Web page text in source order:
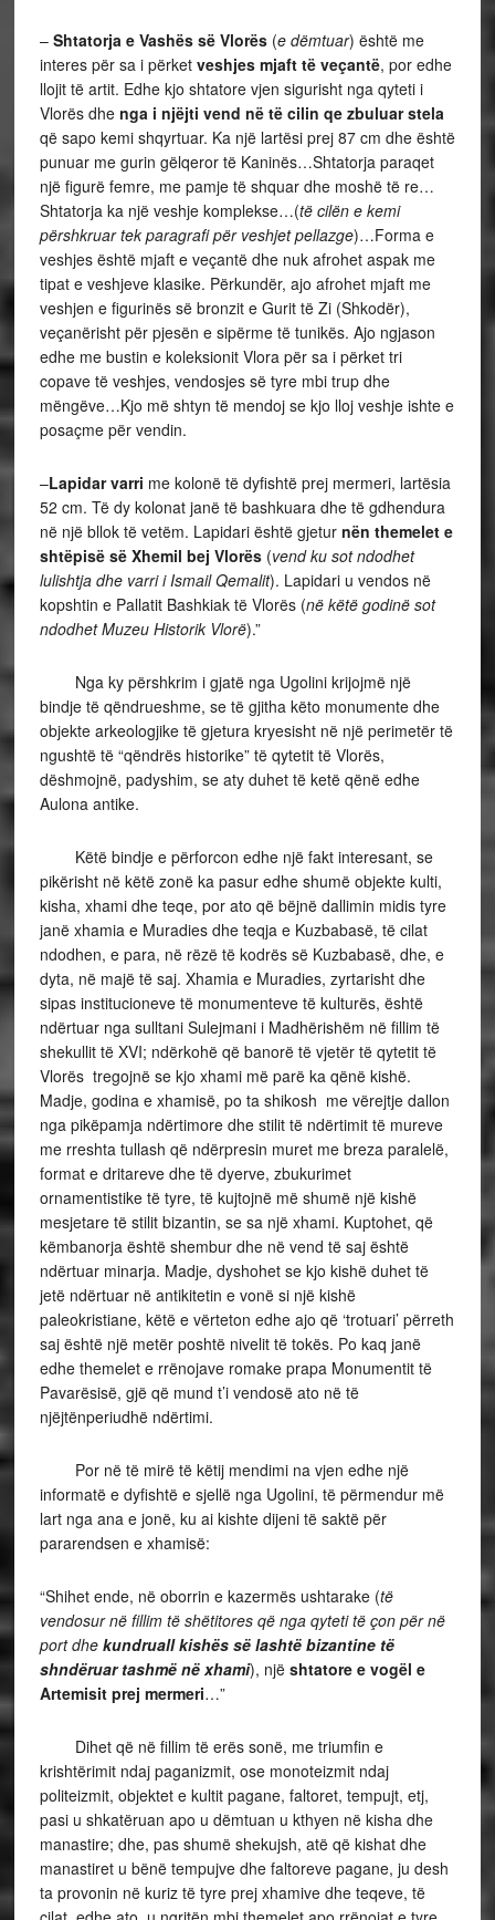
– Shtatorja e Vashës së Vlorës(e dëmtuar) është me
interes për sa i përket veshjes mjaft të veçantë, por edhe
llojit të artit. Edhe kjo shtatore vjen sigurisht nga qyteti i
Vlorës dhe nga i njëjti vend në të cilin qe zbuluar stela
që sapo kemi shqyrtuar. Ka një lartësi prej 87 cm dhe është
punuar me gurin gëlqeror të Kaninës…Shtatorja paraqet
një figurë femre, me pamje të shquar dhe moshë të re…
Shtatorja ka një veshje komplekse…(të cilën e kemi
përshkruar tek paragrafi për veshjet pellazge)…Forma e
veshjes është mjaft e veçantë dhe nuk afrohet aspak me
tipat e veshjeve klasike. Përkundër, ajo afrohet mjaft me
veshjen e figurinës së bronzit e Gurit të Zi (Shkodër),
veçanërisht për pjesën e sipërme të tunikës. Ajo ngjason
edhe me bustin e koleksionit Vlora për sa i përket tri
copave të veshjes, vendosjes së tyre mbi trup dhe
mëngëve…Kjo më shtyn të mendoj se kjo lloj veshje ishte e
posaçme për vendin.
–Lapidar varri me kolonë të dyfishtë prej mermeri, lartësia
52 cm. Të dy kolonat janë të bashkuara dhe të gdhendura
në një bllok të vetëm. Lapidari është gjetur nën themelet e
shtëpisë së Xhemil bej Vlorës(vend ku sot ndodhet
lulishtja dhe varri i Ismail Qemalit). Lapidari u vendos në
kopshtin e Pallatit Bashkiak të Vlorës (në këtë godinë sot
ndodhet Muzeu Historik Vlorë).”
Nga ky përshkrim i gjatë nga Ugolini krijojmë një
bindje të qëndrueshme, se të gjitha këto monumente dhe
objekte arkeologjike të gjetura kryesisht në një perimetër të
ngushtë të “qëndrës historike” të qytetit të Vlorës,
dëshmojnë, padyshim, se aty duhet të ketë qënë edhe
Aulona antike.
Këtë bindje e përforcon edhe një fakt interesant, se
pikërisht në këtë zonë ka pasur edhe shumë objekte kulti,
kisha, xhami dhe teqe, por ato që bëjnë dallimin midis tyre
janë xhamia e Muradies dhe teqja e Kuzbabasë, të cilat
ndodhen, e para, në rëzë të kodrës së Kuzbabasë, dhe, e
dyta, në majë të saj. Xhamia e Muradies, zyrtarisht dhe
sipas institucioneve të monumenteve të kulturës, është
ndërtuar nga sulltani Sulejmani i Madhërishëm në fillim të
shekullit të XVI; ndërkohë që banorë të vjetër të qytetit të
Vlorës tregojnë se kjo xhami më parë ka qënë kishë.
Madje, godina e xhamisë, po ta shikosh me vërejtje dallon
nga pikëpamja ndërtimore dhe stilit të ndërtimit të mureve
me rreshta tullash që ndërpresin muret me breza paralelë,
format e dritareve dhe të dyerve, zbukurimet
ornamentistike të tyre, të kujtojnë më shumë një kishë
mesjetare të stilit bizantin, se sa një xhami. Kuptohet, që
këmbanorja është shembur dhe në vend të saj është
ndërtuar minarja. Madje, dyshohet se kjo kishë duhet të
jetë ndërtuar në antikitetin e vonë si një kishë
paleokristiane, këtë e vërteton edhe ajo që ‘trotuari’ përreth
saj është një metër poshtë nivelit të tokës. Po kaq janë
edhe themelet e rrënojave romake prapa Monumentit të
Pavarësisë, gjë që mund t’i vendosë ato në të
njëjtënperiudhë ndërtimi.
Por në të mirë të këtij mendimi na vjen edhe një
informatë e dyfishtë e sjellë nga Ugolini, të përmendur më
lart nga ana e jonë, ku ai kishte dijeni të saktë për
pararendsen e xhamisë:
“Shihet ende, në oborrin e kazermës ushtarake (të
vendosur në fillim të shëtitores që nga qyteti të çon për në
port dhe kundruall kishës së lashtë bizantine të
shndëruar tashmë në xhami), një shtatore e vogël e
Artemisit prej mermeri…”
Dihet që në fillim të erës sonë, me triumfin e
krishtërimit ndaj paganizmit, ose monoteizmit ndaj
politeizmit, objektet e kultit pagane, faltoret, tempujt, etj,
pasi u shkatëruan apo u dëmtuan u kthyen në kisha dhe
manastire; dhe, pas shumë shekujsh, atë që kishat dhe
manastiret u bënë tempujve dhe faltoreve pagane, ju desh
ta provonin në kuriz të tyre prej xhamive dhe teqeve, të